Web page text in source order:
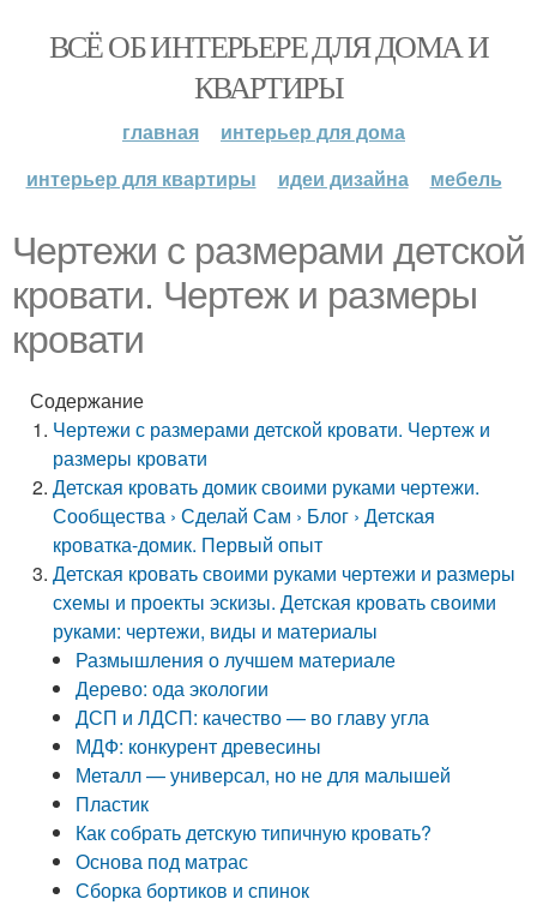
ВСЁ ОБ ИНТЕРЬЕРЕ ДЛЯ ДОМА И
КВАРТИРЫ
главная
интерьер для дома
интерьер для квартиры
идеи дизайна мебель
Чертежи с размерами детской
кровати. Чертеж и размеры
кровати
Содержание
Чертежи с размерами детской кровати. Чертеж и
размеры кровати
Детская кровать домик своими руками чертежи.
Сообщества › Сделай Сам › Блог › Детская
кроватка-домик. Первый опыт
Детская кровать своими руками чертежи и размеры
схемы и проекты эскизы. Детская кровать своими
руками: чертежи, виды и материалы
Размышления о лучшем материале
Дерево: ода экологии
ДСП и ЛДСП: качество — во главу угла
МДФ: конкурент древесины
Металл — универсал, но не для малышей
Пластик
Как собрать детскую типичную кровать?
Основа под матрас
Сборка бортиков и спинок